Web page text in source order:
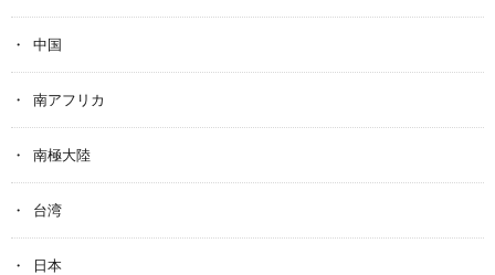
中国
南アフリカ
南極大陸
台湾
日本